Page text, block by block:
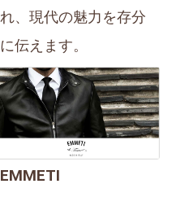
れ、現代の魅力を存分
に伝えます。
EMMETI